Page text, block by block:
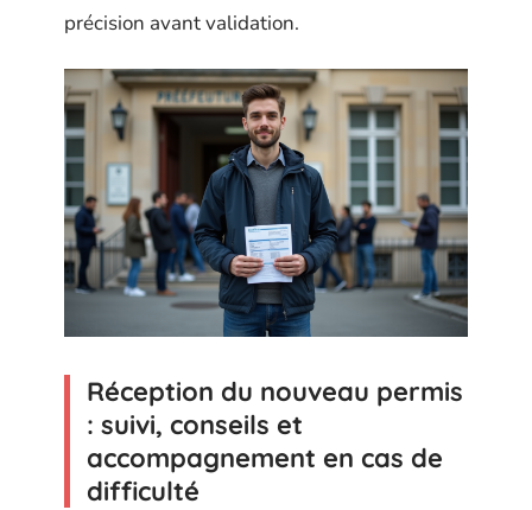
précision avant validation.
Réception du nouveau permis
: suivi, conseils et
accompagnement en cas de
difficulté